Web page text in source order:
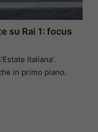
su Rai 1: focus
Italiana’.
in primo piano.